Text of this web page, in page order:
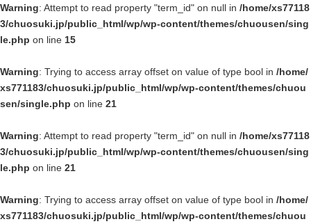
中央線カルチャー
特集
連載
中央線フェス
イベント情報
Warning: Attempt to read property "term_id" on null in /home/xs77118
3/chuosuki.jp/public_html/wp/wp-content/themes/chuousen/sing
le.php on line 15
Warning: Trying to access array offset on value of type bool in /home/
xs771183/chuosuki.jp/public_html/wp/wp-content/themes/chuou
sen/single.php on line 21
Warning: Attempt to read property "term_id" on null in /home/xs77118
3/chuosuki.jp/public_html/wp/wp-content/themes/chuousen/sing
le.php on line 21
Warning: Trying to access array offset on value of type bool in /home/
xs771183/chuosuki.jp/public_html/wp/wp-content/themes/chuou